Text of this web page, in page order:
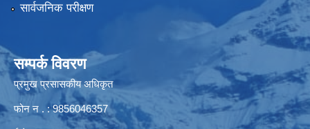
सार्वजनिक परीक्षण
सम्पर्क विवरण
प्रमुख प्रसासकीय अधिकृत
फोन न . : 9856046357